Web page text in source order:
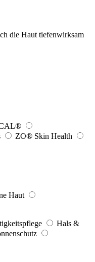
die Haut tiefenwirksam
ZO® Skin Health
Haut
Hals &